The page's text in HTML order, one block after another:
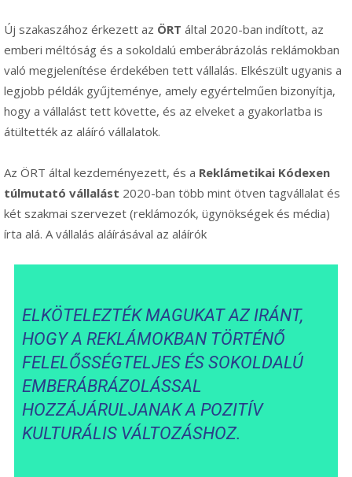
Új szakaszához érkezett az ÖRT által 2020-ban indított, az
emberi méltóság és a sokoldalú emberábrázolás reklámokban
való megjelenítése érdekében tett vállalás. Elkészült ugyanis a
legjobb példák gyűjteménye, amely egyértelműen bizonyítja,
hogy a vállalást tett követte, és az elveket a gyakorlatba is
átültették az aláíró vállalatok.
Az ÖRT által kezdeményezett, és a Reklámetikai Kódexen
túlmutató vállalást 2020-ban több mint ötven tagvállalat és
két szakmai szervezet (reklámozók, ügynökségek és média)
írta alá. A vállalás aláírásával az aláírók
ELKÖTELEZTÉK MAGUKAT AZ IRÁNT,
HOGY A REKLÁMOKBAN TÖRTÉNŐ
FELELŐSSÉGTELJES ÉS SOKOLDALÚ
EMBERÁBRÁZOLÁSSAL
HOZZÁJÁRULJANAK A POZITÍV
KULTURÁLIS VÁLTOZÁSHOZ.